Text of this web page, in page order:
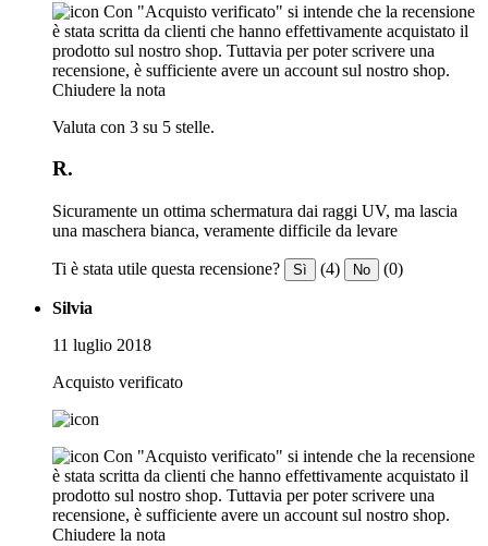
Con "Acquisto verificato" si intende che la recensione
è stata scritta da clienti che hanno effettivamente acquistato il
prodotto sul nostro shop. Tuttavia per poter scrivere una
recensione, è sufficiente avere un account sul nostro shop.
Chiudere la nota
Valuta con 3 su 5 stelle.
R.
Sicuramente un ottima schermatura dai raggi UV, ma lascia
una maschera bianca, veramente difficile da levare
Ti è stata utile questa recensione? Sì (4) No (0)
Silvia
11 luglio 2018
Acquisto verificato
Con "Acquisto verificato" si intende che la recensione
è stata scritta da clienti che hanno effettivamente acquistato il
prodotto sul nostro shop. Tuttavia per poter scrivere una
recensione, è sufficiente avere un account sul nostro shop.
Chiudere la nota